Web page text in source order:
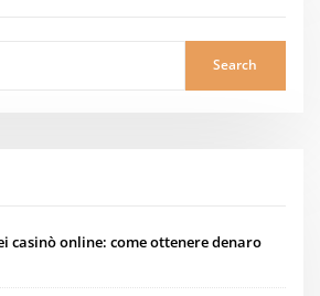
Search
casinò online: come ottenere denaro